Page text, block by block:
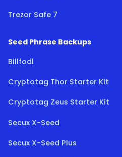
Trezor Safe 7
Seed Phrase Backups
Billfodl
Cryptotag Thor Starter Kit
Cryptotag Zeus Starter Kit
Secux X-Seed
Secux X-Seed Plus